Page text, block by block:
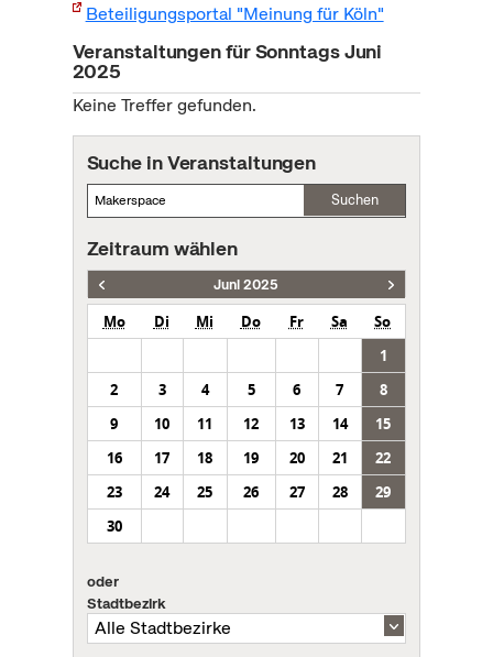
Beteiligungsportal "Meinung für Köln"
Veranstaltungen für Sonntags Juni
2025
Keine Treffer gefunden.
Suche in Veranstaltungen
Suchen
Zeitraum wählen
Juni 2025
Mo Di Mi Do Fr Sa
So
1
2
3 4 5 6 7
8
9
10 11 12 13 14
15
16
17 18 19 20 21
22
23
24 25 26 27 28
29
30
oder
Stadtbezirk